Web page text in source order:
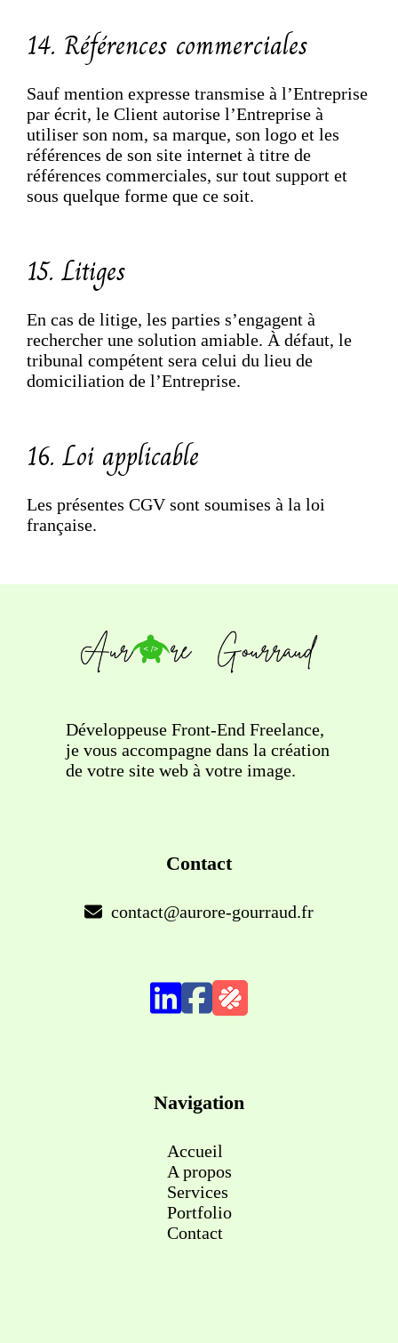
14. Références commerciales
Sauf mention expresse transmise à l’Entreprise
par écrit, le Client autorise l’Entreprise à
utiliser son nom, sa marque, son logo et les
références de son site internet à titre de
références commerciales, sur tout support et
sous quelque forme que ce soit.
15. Litiges
En cas de litige, les parties s’engagent à
rechercher une solution amiable. À défaut, le
tribunal compétent sera celui du lieu de
domiciliation de l’Entreprise.
16. Loi applicable
Les présentes CGV sont soumises à la loi
française.
Développeuse Front-End Freelance,
je vous accompagne dans la création
de votre site web à votre image.
Contact
contact@aurore-gourraud.fr
Navigation
Accueil
A propos
Services
Portfolio
Contact